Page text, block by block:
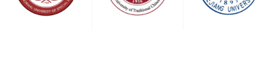
深圳龙华民治中心